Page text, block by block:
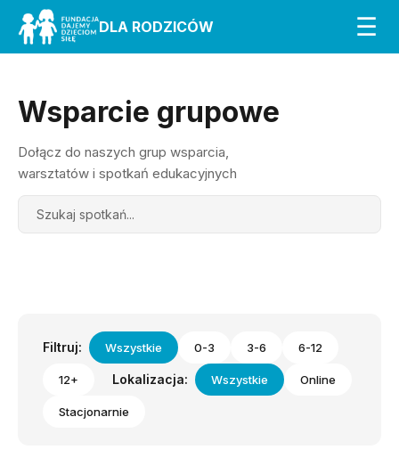
DLA RODZICÓW ☰
Wsparcie grupowe
Dołącz do naszych grup wsparcia,
warsztatów i spotkań edukacyjnych
Search
Filtruj: Wszystkie 0-3 3-6 6-12
12+ Lokalizacja: Wszystkie Online
Stacjonarnie